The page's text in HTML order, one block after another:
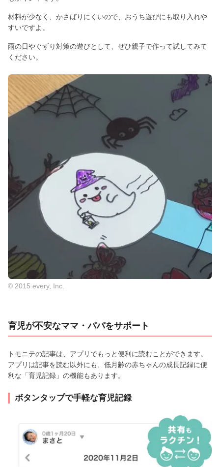
材料が少なく、かさばりにくいので、おうち遊びにも取り入れや
すいですよ。
雨の日やぐずり対策の遊びとして、ぜひ親子で作って試してみて
ください。
© 2015 every, Inc.
育児が不安なママ・パパをサポート
トモニテの記事は、アプリでもっと便利に読むことができます。
アプリは記事を読む以外にも、低月齢の赤ちゃんの成長記録に便
利な「育児記録」の機能もあります。
ボタンタップで手軽な育児記録